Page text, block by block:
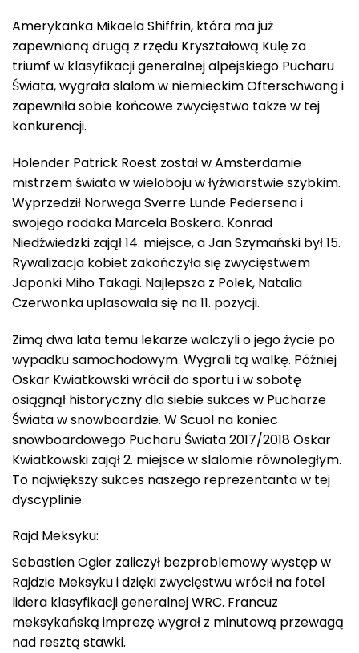
Amerykanka Mikaela Shiffrin, która ma już
zapewnioną drugą z rzędu Kryształową Kulę za
triumf w klasyfikacji generalnej alpejskiego Pucharu
Świata, wygrała slalom w niemieckim Ofterschwang i
zapewniła sobie końcowe zwycięstwo także w tej
konkurencji.
Holender Patrick Roest został w Amsterdamie
mistrzem świata w wieloboju w łyżwiarstwie szybkim.
Wyprzedził Norwega Sverre Lunde Pedersena i
swojego rodaka Marcela Boskera. Konrad
Niedźwiedzki zajął 14. miejsce, a Jan Szymański był 15.
Rywalizacja kobiet zakończyła się zwycięstwem
Japonki Miho Takagi. Najlepsza z Polek, Natalia
Czerwonka uplasowała się na 11. pozycji.
Zimą dwa lata temu lekarze walczyli o jego życie po
wypadku samochodowym. Wygrali tą walkę. Później
Oskar Kwiatkowski wrócił do sportu i w sobotę
osiągnął historyczny dla siebie sukces w Pucharze
Świata w snowboardzie. W Scuol na koniec
snowboardowego Pucharu Świata 2017/2018 Oskar
Kwiatkowski zajął 2. miejsce w slalomie równoległym.
To największy sukces naszego reprezentanta w tej
dyscyplinie.
Rajd Meksyku:
Sebastien Ogier zaliczył bezproblemowy występ w
Rajdzie Meksyku i dzięki zwycięstwu wrócił na fotel
lidera klasyfikacji generalnej WRC. Francuz
meksykańską imprezę wygrał z minutową przewagą
nad resztą stawki.